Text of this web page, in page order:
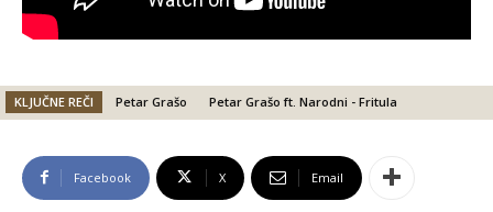
KLJUČNE REČI Petar Grašo Petar Grašo ft. Narodni - Fritula
Facebook X Email